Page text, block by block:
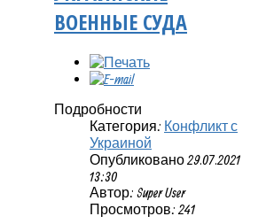
ВОЕННЫЕ СУДА
Подробности
Категория: Конфликт с
Украиной
Опубликовано 29.07.2021
13:30
Автор: Super User
Просмотров: 241